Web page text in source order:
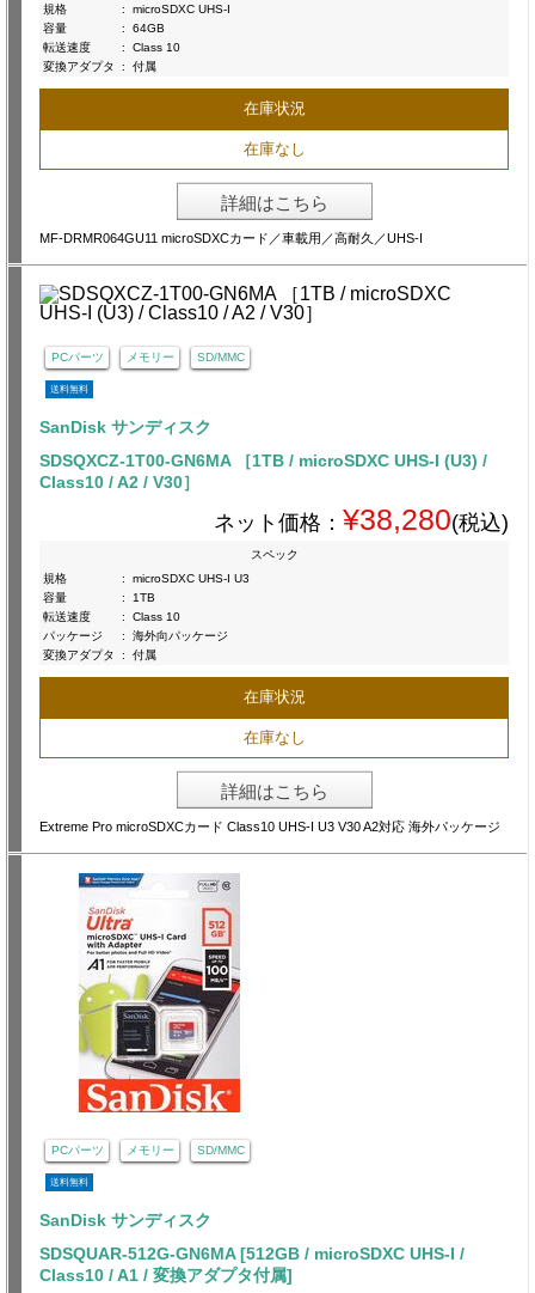
規格 :
microSDXC UHS-I
容量
:
64GB
転送速度
:
Class 10
変換アダプタ
: 付属
在庫状況
在庫なし
詳細はこちら
MF-DRMR064GU11 microSDXCカード／車載用／高耐久／UHS-I
PCパーツ メモリー SD/MMC
送料無料
SanDisk サンディスク
SDSQXCZ-1T00-GN6MA ［1TB / microSDXC UHS-I (U3) /
Class10 / A2 / V30］
ネット価格： ¥38,280(税込)
スペック
規格
:
microSDXC UHS-I U3
容量
:
1TB
転送速度
:
Class 10
パッケージ
:
海外向パッケージ
変換アダプタ
: 付属
在庫状況
在庫なし
詳細はこちら
Extreme Pro microSDXCカード Class10 UHS-I U3 V30 A2対応 海外パッケージ
PCパーツ メモリー SD/MMC
送料無料
SanDisk サンディスク
SDSQUAR-512G-GN6MA [512GB / microSDXC UHS-I /
Class10 / A1 / 変換アダプタ付属]